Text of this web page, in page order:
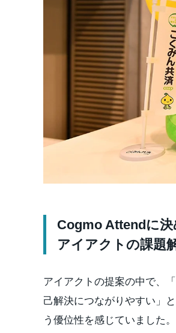
Cogmo Attendに決
アイアクトの課題
アイアクトの提案の中で、
己解決につながりやすい」
う優位性を感じていました